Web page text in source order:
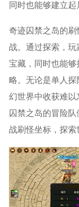
同时也能够建立起
奇迹囚禁之岛的
战。通过探索，
宝藏，同时也能
略。无论是单人
幻世界中收获难
囚禁之岛的冒险
战刷怪坐标，探索